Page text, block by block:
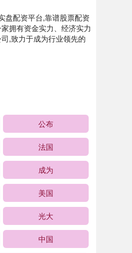
盘配资平台,靠谱股票配资
拥有资金实力、经济实力
,致力于成为行业领先的
公布
法国
成为
美国
光大
中国